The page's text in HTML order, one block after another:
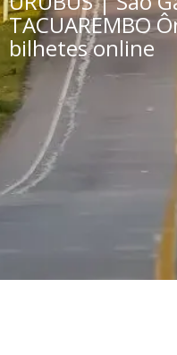
TACUAREMBO
bilhetes online